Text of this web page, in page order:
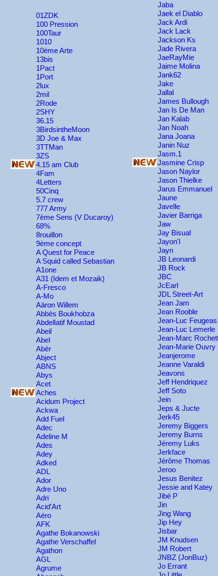
Jaba
Jaek el Diablo
Jack Ardi
Jack Lack
Jackson Ks
Jade Rivera
JaeRayMie
Jaime Molina
Jank62
Jake
Jallal
James Bullough
Jan Is De Man
Jan Kalab
Jan Noah
Jana Joana
Janin Nuz
Jasm.1
Jasmine Crisp
Jason Naylor
Jason Thielke
Jarus Emmanuel
Jaune
Javelle
Javier Barriga
Jaw
Jay Bisual
Jayon'I
Jayn
JB Leonardi
JB Rock
JBC
JcEarl
JDL Street-Art
Jean Jam
Jean Rooble
Jean-Luc Feugeas
Jean-Luc Lemerle
Jean-Marc
Jean-Marie Ouvry
Jeanjerome
Jeanne Varaldi
Jeavons
Jeff Hendriquez
Jeff Soto
Jein
Jeps & Jucte
Jerk45
Jeremy Biggers
Jeremy Burns
Jéremy Luks
Jerkface
Jérôme Thomas
Jeroo
Jesus Benitez
Jessie and Katey
Jibé P
Jin
Jing Wang
Jip Hey
Jisbar
JM Knudsen
JM Robert
JNBZ (JonBuz)
Jo Errant
01ZDK
100 Pression
100Taur
1010
10ème Arte
13bis
1Pact
1Port
2lux
2mil
2Rode
2SHY
36.15
3BirdsintheMoon
3D Joe & Max
3TTMan
3ZS
4.15 am Club
4Fam
4Letters
50Cinq
5.7 crew
777 Army
7ème Sens (V Ducaroy)
68%
8rouillon
9ème concept
A Quest for Peace
A Squid called Sebastian
A1one
A31 (Idem et Mozaik)
A-Fresco
A-Mo
Aäron Willem
Abbès Boukhobza
Abdellatif Moustad
Abeil
Abel
Abër
Abject
ABNS
Abys
Acet
Aches
Acidum Project
Ackwa
Add Fuel
Adec
Adeline M
Ades
Adey
Adked
ADL
Ador
Adre Uno
Adri
Acid'Art
Aéro
AFK
Agathe Bokanowski
Agathe Verschaffel
Agathon
AGL
Agrume